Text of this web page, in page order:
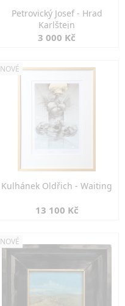
Petrovický Josef - Hrad
Karlštejn
3 000 Kč
NOVÉ
Kulhánek Oldřich - Waiting
13 100 Kč
NOVÉ